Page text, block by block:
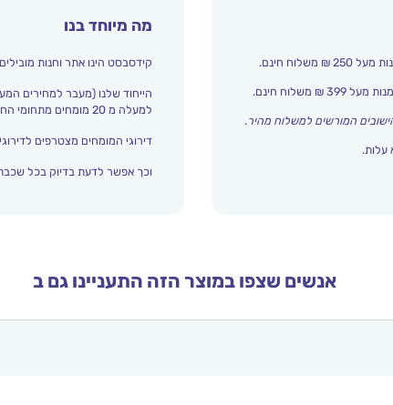
המורשים למשלוח מהיר.
עלות.
מה מיוחד בנו
קידסבסט הינו אתר וחנות
הייחוד שלנו (מעבר למחירים
למעלה מ 20 מומחים מתחומי החינוך והתפתחות הילד מדרגים אצלנו כל הזמן את עולם הילדים.
דירוגי המומחים מצטרפים
וכך אפשר לדעת בדיוק בכל
אנשים שצפו במוצר הזה התעניינו גם ב